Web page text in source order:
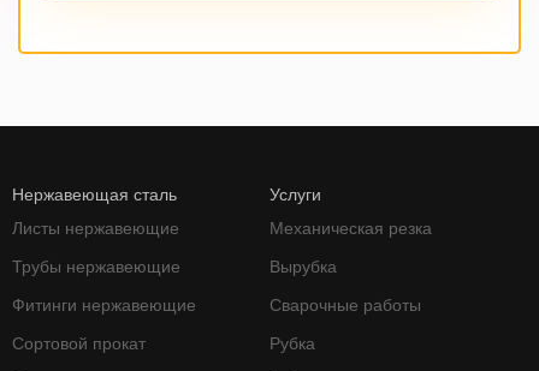
Нержавеющая сталь
Листы нержавеющие
Трубы нержавеющие
Фитинги нержавеющие
Сортовой прокат
Услуги
Механическая резка
Вырубка
Сварочные работы
Рубка